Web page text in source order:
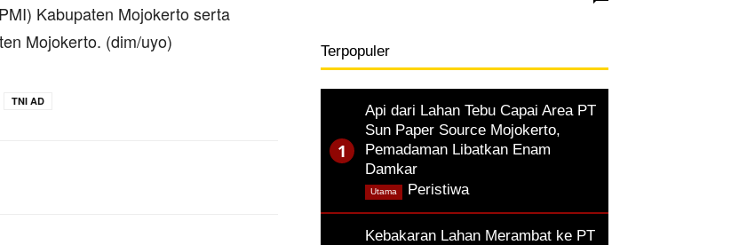
Kabupaten Mojokerto serta
Mojokerto. (dim/uyo)
TNI AD
Terpopuler
Api dari Lahan Tebu Capai Area PT
Sun Paper Source Mojokerto,
Pemadaman Libatkan Enam
Damkar
Peristiwa,
Utama
Kebakaran Lahan Merambat ke PT